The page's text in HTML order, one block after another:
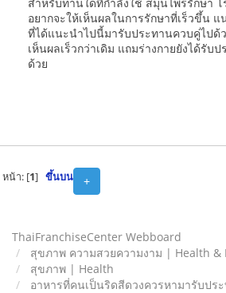
สำหรับท่านใดที่กำลังใช้ สมุนไพรรักษา
อยากจะให้เห็นผลในการรักษาที่เร็วขึ้น
ที่ได้แนะนำไปนี้มารับประทานควบคู่ไปด้
เห็นผลเร็วกว่าเดิม แถมร่างกายยังได้รับ
ด้วย
+
หน้า: [1] ขึ้นบน
ThaiFranchiseCenter Webboard
สุขภาพ ความสวยความงาม | Health &
สุขภาพ | Health
อาหารที่คนเป็นริดสีดวงควรหามารับปร